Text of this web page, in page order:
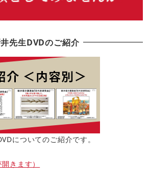
先生DVDのご紹介
についてのご紹介です。
きます）